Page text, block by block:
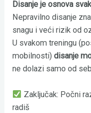
Disanje je osnova
Nepravilno disanje
snagu i veći rizik od
U svakom treningu
mobilnosti)disanje
ne dolazi samo od
Zaključak: Počni
radiš